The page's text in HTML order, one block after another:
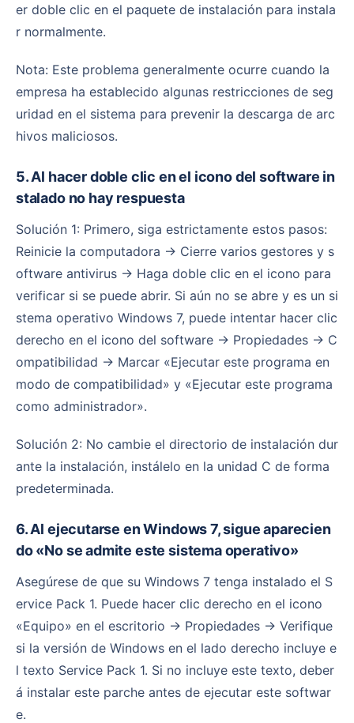
er doble clic en el paquete de instalación para instala
r normalmente.
Nota: Este problema generalmente ocurre cuando la
empresa ha establecido algunas restricciones de seg
uridad en el sistema para prevenir la descarga de arc
hivos maliciosos.
5. Al hacer doble clic en el icono del software in
stalado no hay respuesta
Solución 1: Primero, siga estrictamente estos pasos:
Reinicie la computadora → Cierre varios gestores y s
oftware antivirus → Haga doble clic en el icono para
verificar si se puede abrir. Si aún no se abre y es un si
stema operativo Windows 7, puede intentar hacer clic
derecho en el icono del software → Propiedades → C
ompatibilidad → Marcar «Ejecutar este programa en
modo de compatibilidad» y «Ejecutar este programa
como administrador».
Solución 2: No cambie el directorio de instalación dur
ante la instalación, instálelo en la unidad C de forma
predeterminada.
6. Al ejecutarse en Windows 7, sigue aparecien
do «No se admite este sistema operativo»
Asegúrese de que su Windows 7 tenga instalado el S
ervice Pack 1. Puede hacer clic derecho en el icono
«Equipo» en el escritorio → Propiedades → Verifique
si la versión de Windows en el lado derecho incluye e
l texto Service Pack 1. Si no incluye este texto, deber
á instalar este parche antes de ejecutar este softwar
e.